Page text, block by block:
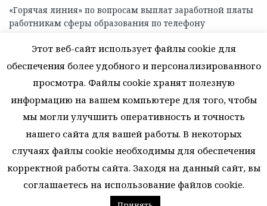
ГОРЯЧАЯ ЛИНИЯ
Этот веб-сайт использует файлы cookie для
обеспечения более удобного и персонализированного
просмотра. Файлы cookie хранят полезную
информацию на вашем компьютере для того, чтобы
мы могли улучшить оперативность и точность
нашего сайта для вашей работы. В некоторых
случаях файлы cookie необходимы для обеспечения
корректной работы сайта. Заходя на данный сайт, вы
соглашаетесь на использование файлов cookie.